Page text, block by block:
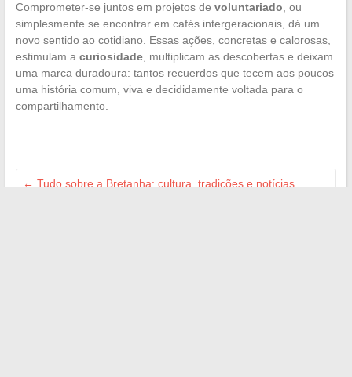
Comprometer-se juntos em projetos de voluntariado , ou
simplesmente se encontrar em cafés intergeracionais, dá um
novo sentido ao cotidiano. Essas ações, concretas e calorosas,
estimulam a curiosidade, multiplicam as descobertas e deixam
uma marca duradoura: tantos recuerdos que tecem aos poucos
uma história comum, viva e decididamente voltada para o
compartilhamento.
← Tudo sobre a Bretanha: cultura, tradições e notícias